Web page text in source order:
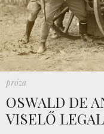
próza
OSWALD DE
VISELŐ